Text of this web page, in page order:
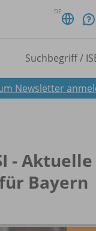
DE
Newsletter
- Aktuelle
Bayern